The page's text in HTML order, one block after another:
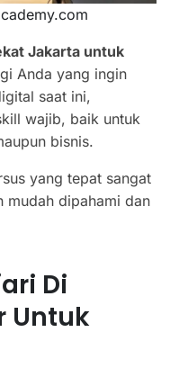
Jakarta untuk
Anda yang ingin
saat ini,
wajib, baik untuk
bisnis.
yang tepat sangat
mudah dipahami dan
Di
Untuk